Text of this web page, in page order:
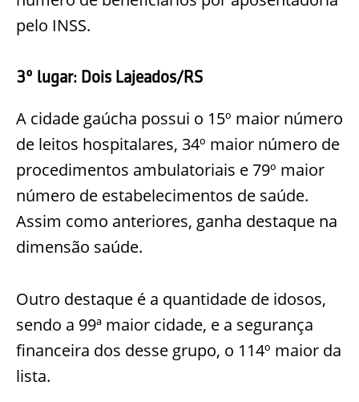
pelo INSS.
3º lugar: Dois Lajeados/RS
A cidade gaúcha possui o 15º maior número
de leitos hospitalares, 34º maior número de
procedimentos ambulatoriais e 79º maior
número de estabelecimentos de saúde.
Assim como anteriores, ganha destaque na
dimensão saúde.
Outro destaque é a quantidade de idosos,
sendo a 99ª maior cidade, e a segurança
financeira dos desse grupo, o 114º maior da
lista.